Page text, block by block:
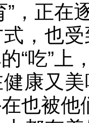
”，正在
，也
“吃”
康又
也被他